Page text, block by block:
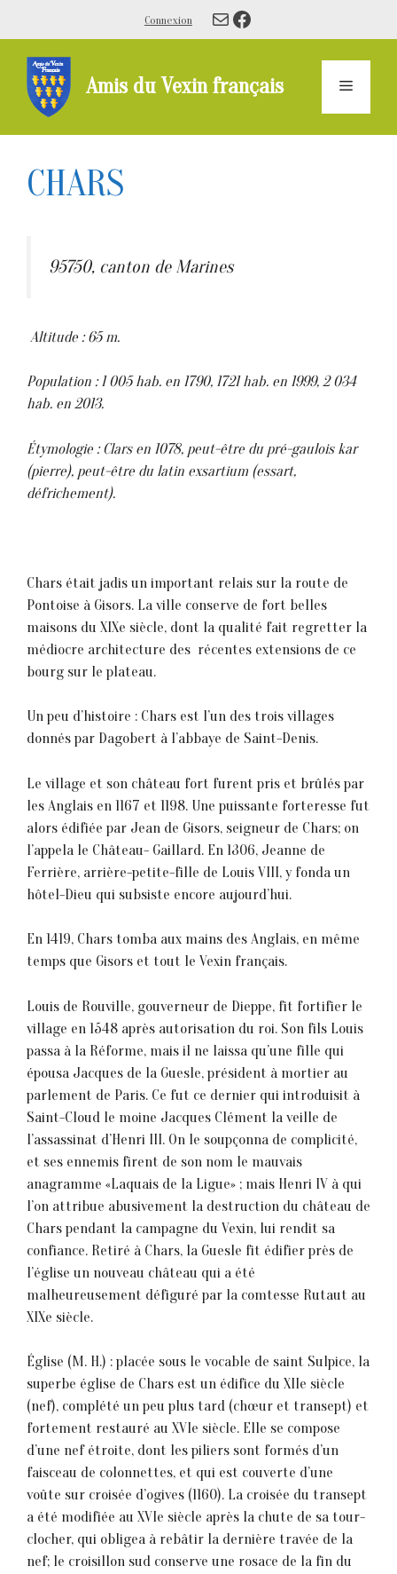
contenu
Connexion E-mailFacebook
Amis du Vexin français Menu
CHARS
95750, canton de Marines
Altitude : 65 m.
Population : 1 005 hab. en 1790, 1721 hab. en 1999, 2 034
hab. en 2013.
Étymologie : Clars en 1078, peut-être du pré-gaulois kar
(pierre), peut-être du latin exsartium (essart,
défrichement).
Chars était jadis un important relais sur la route de
Pontoise à Gisors. La ville conserve de fort belles
maisons du XIXe siècle, dont la qualité fait regretter la
médiocre architecture des récentes extensions de ce
bourg sur le plateau.
Un peu d’histoire : Chars est l’un des trois villages
donnés par Dagobert à l’abbaye de Saint-Denis.
Le village et son château fort furent pris et brûlés par
les Anglais en 1167 et 1198. Une puissante forteresse fut
alors édifiée par Jean de Gisors, seigneur de Chars; on
l’appela le Château- Gaillard. En 1306, Jeanne de
Ferrière, arrière-petite-fille de Louis VIII, y fonda un
hôtel-Dieu qui subsiste encore aujourd’hui.
En 1419, Chars tomba aux mains des Anglais, en même
temps que Gisors et tout le Vexin français.
Louis de Rouville, gouverneur de Dieppe, fit fortifier le
village en 1548 après autorisation du roi. Son fils Louis
passa à la Réforme, mais il ne laissa qu’une fille qui
épousa Jacques de la Guesle, président à mortier au
parlement de Paris. Ce fut ce dernier qui introduisit à
Saint-Cloud le moine Jacques Clément la veille de
l’assassinat d’Henri III. On le soupçonna de complicité,
et ses ennemis firent de son nom le mauvais
anagramme «Laquais de la Ligue» ; mais Henri IV à qui
l’on attribue abusivement la destruction du château de
Chars pendant la campagne du Vexin, lui rendit sa
confiance. Retiré à Chars, la Guesle fit édifier près de
l’église un nouveau château qui a été
malheureusement défiguré par la comtesse Rutaut au
XIXe siècle.
Église (M. H.) : placée sous le vocable de saint Sulpice, la
superbe église de Chars est un édifice du XIIe siècle
(nef), complété un peu plus tard (chœur et transept) et
fortement restauré au XVIe siècle. Elle se compose
d’une nef étroite, dont les piliers sont formés d’un
faisceau de colonnettes, et qui est couverte d’une
voûte sur croisée d’ogives (1160). La croisée du transept
a été modifiée au XVIe siècle après la chute de sa tour-
clocher, qui obligea à rebâtir la dernière travée de la
nef; le croisillon sud conserve une rosace de la fin du